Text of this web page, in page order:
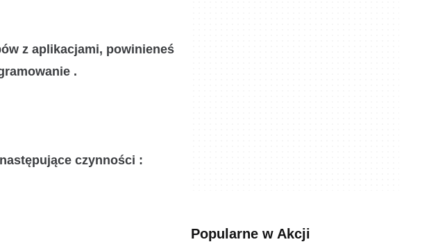
z aplikacjami, powinieneś
.
czynności :
Popularne w Akcji